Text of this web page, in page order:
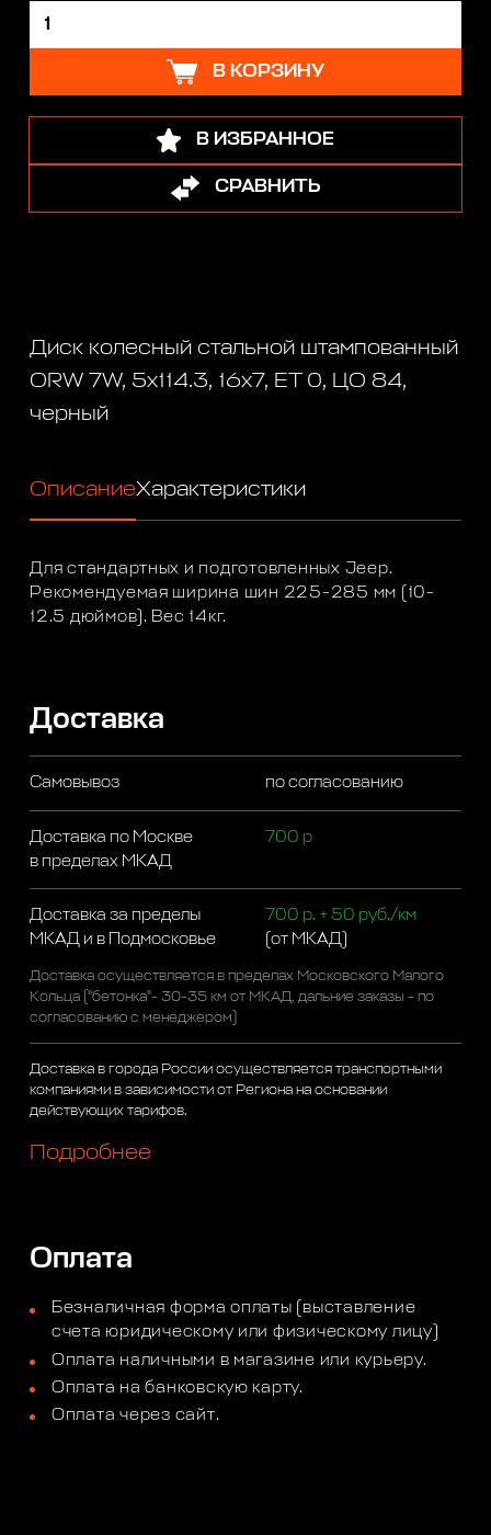
В КОРЗИНУ
В ИЗБРАННОЕ
СРАВНИТЬ
Диск колесный стальной штампованный
ORW 7W, 5x114.3, 16x7, ET 0, ЦО 84,
черный
ОписаниеХарактеристики
Для стандартных и подготовленных Jeep.
Рекомендуемая ширина шин 225-285 мм (10-
12.5 дюймов). Вес 14кг.
Доставка
Самовывоз по согласованию
Доставка по Москве
в пределах МКАД
700 р
Доставка за пределы
МКАД и в Подмосковье
700 р. + 50 руб./км
(от МКАД)
Доставка осуществляется в пределах Московского Малого
Кольца ("бетонка"- 30-35 км от МКАД, дальние заказы - по
согласованию с менеджером)
Доставка в города России осуществляется транспортными
компаниями в зависимости от Региона на основании
действующих тарифов.
Подробнее
Оплата
Безналичная форма оплаты (выставление
счета юридическому или физическому лицу)
Оплата наличными в магазине или курьеру.
Оплата на банковскую карту.
Оплата через сайт.